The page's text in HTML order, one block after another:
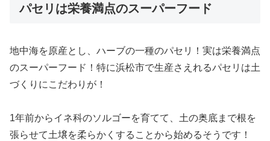
パセリは栄養満点のスーパーフード
地中海を原産とし、ハーブの一種のパセリ！実は栄養満点
のスーパーフード！特に浜松市で生産さえれるパセリは土
づくりにこだわりが！
1年前からイネ科のソルゴーを育てて、土の奥底まで根を
張らせて土壌を柔らかくすることから始めるそうです！